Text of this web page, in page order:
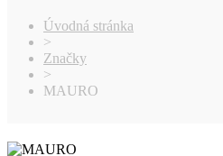
Úvodná stránka
>
Značky
>
MAURO